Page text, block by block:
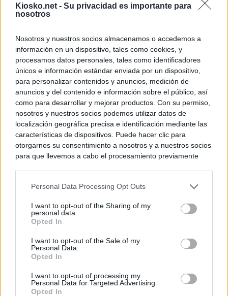
Kiosko.net - Su privacidad es importante para
nosotros
Nosotros y nuestros socios almacenamos o accedemos a
información en un dispositivo, tales como cookies, y
procesamos datos personales, tales como identificadores
únicos e información estándar enviada por un dispositivo,
para personalizar contenidos y anuncios, medición de
anuncios y del contenido e información sobre el público, así
como para desarrollar y mejorar productos. Con su permiso,
nosotros y nuestros socios podemos utilizar datos de
localización geográfica precisa e identificación mediante las
características de dispositivos. Puede hacer clic para
otorgarnos su consentimiento a nosotros y a nuestros socios
para que llevemos a cabo el procesamiento previamente
negar su consentimiento. Tenga en cuenta que algún
de su consentimiento, pero usted tiene el derecho de
rechazar tal procesamiento. Sus preferencias se aplicarán
cualquier momento entrando de nuevo en este sitio web o
visitando nuestra política de privacidad.
Personal Data Processing Opt Outs
I want to opt-out of the Sharing of my
personal data.
Opted In
I want to opt-out of the Sale of my
Personal Data.
Opted In
I want to opt-out of processing my
Personal Data for Targeted Advertising.
Opted In